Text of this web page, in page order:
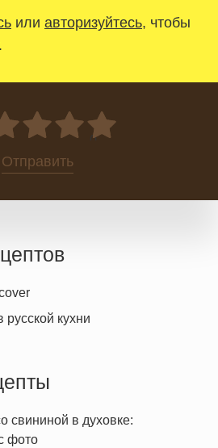
или авторизуйтесь, чтобы
0
Отправить
русской кухни